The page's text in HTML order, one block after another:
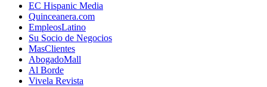
EC Hispanic Media
Quinceanera.com
EmpleosLatino
Su Socio de Negocios
MasClientes
AbogadoMall
Al Borde
Vivela Revista